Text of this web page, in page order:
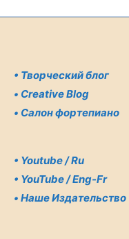
• Творческий блог
• Creative Blog
• Салон фортепиано
• Youtube / Ru
• YouTube / Eng-Fr
• Наше Издательство